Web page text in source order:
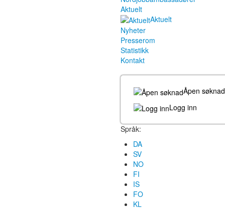
Aktuelt
Aktuelt
Nyheter
Presserom
Statistikk
Kontakt
Åpen søknad
Logg inn
Språk:
DA
SV
NO
FI
IS
FO
KL